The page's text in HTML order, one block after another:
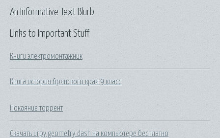
Links to Important Stuff
Книги электромонтажник
Книга история брянского края 9 класс
Покаяние торрент
Скачать игру geometry dash на компьютере бесплатно
An Informative Text Blurb